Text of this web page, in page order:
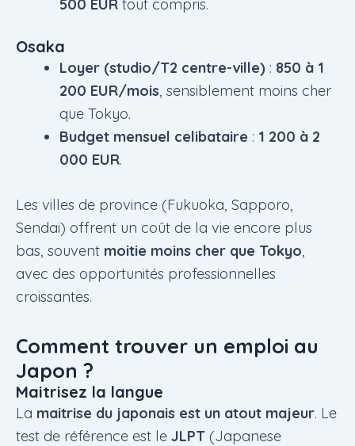
500 EURtout compris.
Osaka
Loyer (studio/T2 centre-ville): 850 à 1
200 EUR/mois, sensiblement moins cher
que Tokyo.
Budget mensuel celibataire: 1 200 à 2
000 EUR.
Les villes de province (Fukuoka, Sapporo,
Sendai) offrent un coût de la vie encore plus
bas, souvent moitie moins cher que Tokyo,
avec des opportunités professionnelles
croissantes.
Comment trouver un emploi au
Japon ?
Maitrisez la langue
La maitrise du japonais est un atout majeur. Le
test de référence est le JLPT(Japanese